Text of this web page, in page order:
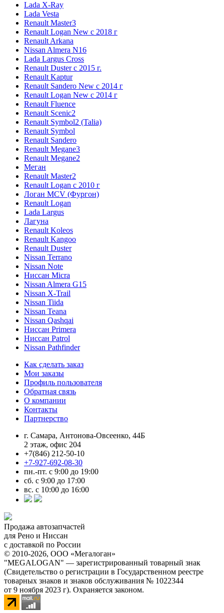
Lada X-Ray
Lada Vesta
Renault Master3
Renault Logan New с 2018 г
Renault Arkana
Nissan Almera N16
Lada Largus Cross
Renault Duster с 2015 г.
Renault Kaptur
Renault Sandero New с 2014 г
Renault Logan New с 2014 г
Renault Fluence
Renault Scenic2
Renault Symbol2 (Talia)
Renault Symbol
Renault Sandero
Renault Megane3
Renault Megane2
Меган
Renault Master2
Renault Logan c 2010 г
Логан МСV (Фургон)
Renault Logan
Lada Largus
Лагуна
Renault Koleos
Renault Kangoo
Renault Duster
Nissan Terrano
Nissan Note
Ниссан Micra
Nissan Almera G15
Nissan X-Trail
Nissan Tiida
Nissan Teana
Nissan Qashqai
Ниссан Primera
Ниссан Patrol
Nissan Pathfinder
Как сделать заказ
Мои заказы
Профиль пользователя
Обратная связь
О компании
Контакты
Партнерство
г. Самара, Антонова-Овсеенко, 44Б
2 этаж, офис 204
+7(846) 212-50-10
+7-927-692-08-30
пн.-пт. с 9:00 до 19:00
сб. с 9:00 до 17:00
вс. с 10:00 до 16:00
Продажа автозапчастей
для Рено и Ниссан
с доставкой по России
© 2010-2026, ООО «Мегалоган»
"MEGALOGAN" — зарегистрированный товарный знак
(Свидетельство о регистрации в Государственном реестре
товарных знаков и знаков обслуживания № 1022344
от 9 ноября 2023 г). Охраняется законом.